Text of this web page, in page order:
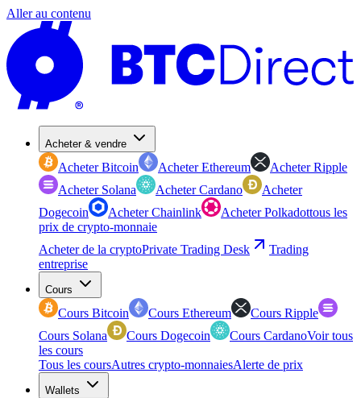
Aller au contenu
Acheter & vendre
Acheter Bitcoin Acheter Ethereum
Acheter Ripple
Acheter Solana
Acheter Cardano
Acheter
Dogecoin
Acheter Chainlink Acheter Polkadottous les
prix de crypto-monnaie
Acheter de la cryptoPrivate Trading Desk
Trading
entreprise
Cours
Cours Bitcoin Cours Ethereum
Cours Ripple
Cours Solana
Cours Dogecoin Cours CardanoVoir tous
les cours
Tous les coursAutres crypto-monnaiesAlerte de prix
Wallets